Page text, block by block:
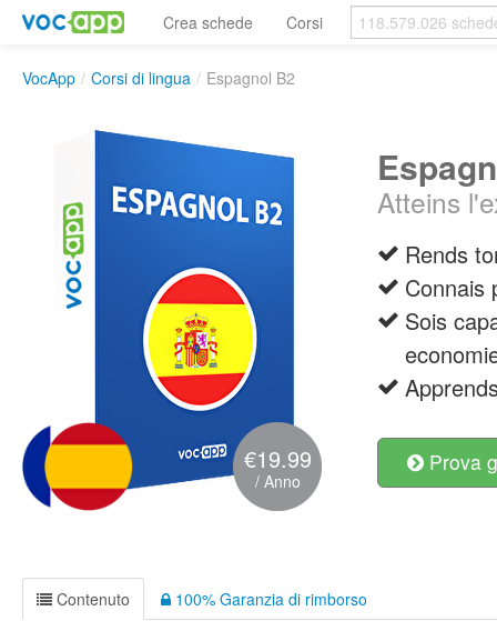
Crea schede Corsi
VocApp / Corsi di lingua / Espagnol B2
€19.99
/ Anno
Atteins
Rends
Connais
Sois
Prova
Contenuto 100% Garanzia di rimborso